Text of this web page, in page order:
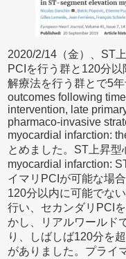
2020/2/14（金）、ST
PCIを行う群と120分
解療法を行う群とで5
outcomes following
intervention, late
pharmaco-invasive
myocardial infarction:
とめました。ST上昇
myocardial infarction:
イマリPCIが可能な場
120分以内に可能でな
行い、セカンダリPCI
かし、リアルワールド
り、しばしば120分を
がありました。プライ